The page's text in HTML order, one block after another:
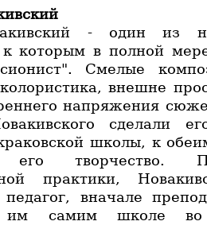
- один из
к которым в полной
Смелые
колористика, внешне
напряжения
сделали
школы, к
его творчество.
практики,
вначале
им самим школе